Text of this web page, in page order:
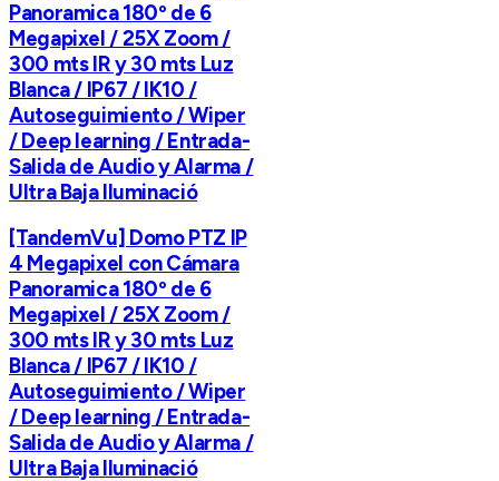
Panoramica 180º de 6
Megapixel / 25X Zoom /
300 mts IR y 30 mts Luz
Blanca / IP67 / IK10 /
Autoseguimiento / Wiper
/ Deep learning / Entrada-
Salida de Audio y Alarma /
Ultra Baja Iluminació
[TandemVu] Domo PTZ IP
4 Megapixel con Cámara
Panoramica 180º de 6
Megapixel / 25X Zoom /
300 mts IR y 30 mts Luz
Blanca / IP67 / IK10 /
Autoseguimiento / Wiper
/ Deep learning / Entrada-
Salida de Audio y Alarma /
Ultra Baja Iluminació